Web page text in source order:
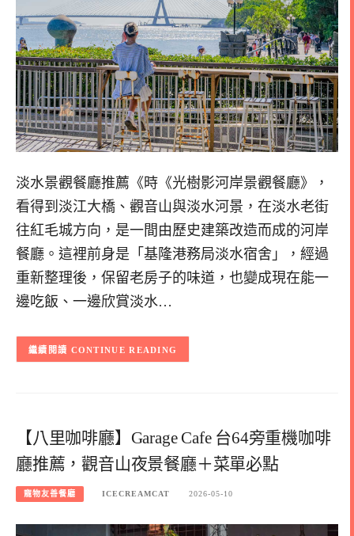
淡水景觀餐廳推薦《時《光樹影河岸景觀餐廳》，
看得到淡江大橋、觀音山與淡水河景，在淡水老街
往紅毛城方向，是一間由歷史建築改造而成的河岸
餐廳。這裡前身是「基隆港務局淡水宿舍」，經過
重新整理後，保留老房子的味道，也變成現在能一
邊吃飯、一邊欣賞淡水…
CONTINUE READING
【八里咖啡廳】Garage Cafe 台64旁重機咖啡
廳推薦，觀音山夜景餐廳＋菜單必點
寵物友善餐廳 ICECREAMCAT 2026-05-10